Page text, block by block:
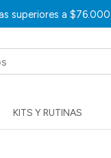
superiores a $76.000
KITS Y RUTINAS